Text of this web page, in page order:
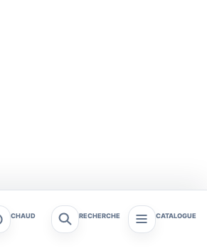
CHAUD RECHERCHE CATALOGUE